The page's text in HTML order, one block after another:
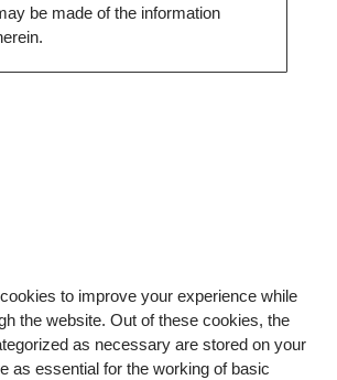
be made of the information
to improve your experience while
the website. Out of these cookies, the
as necessary are stored on your
as essential for the working of basic